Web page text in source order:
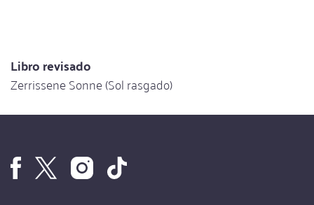
Libro revisado
Zerrissene Sonne (Sol rasgado)